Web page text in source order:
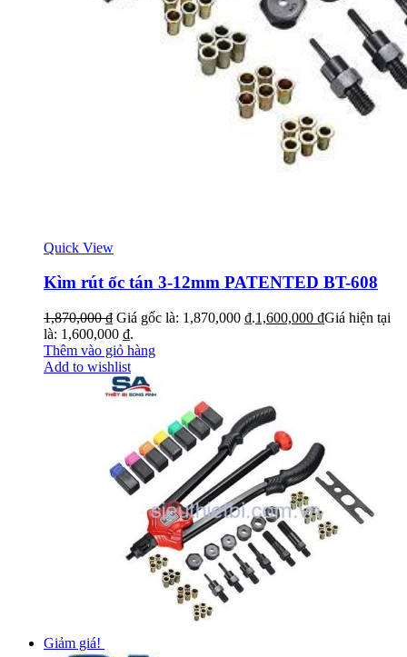
Quick View
Kìm rút ốc tán 3-12mm PATENTED BT-608
1,870,000₫ Giá gốc là: 1,870,000 ₫.1,600,000 ₫Giá hiện tại
là: 1,600,000 ₫.
Thêm vào giỏ hàng
Add to wishlist
Giảm giá!